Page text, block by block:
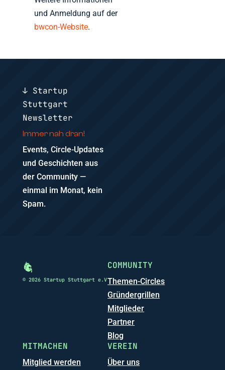
und Anmeldung auf der
bwcon-Website.
↓ Startup
Stuttgart
Newsletter
Immer nah dran!
Events, Circle-Updates
und Geschichten aus
der Community —
einmal im Monat, kein
Spam.
© 2026 Startup Stuttgart e.V
COMMUNITY
Themen-Circles
Gründergrillen
Mitglieder
Partner
Blog
MITMACHEN
Mitglied werden
VEREIN
Über uns